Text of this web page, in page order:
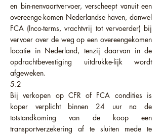
en bin-nenvaartvervoer, verscheept vanuit een
overeenge-komen Nederlandse haven, danwel
FCA (Inco-terms, vrachtvrij tot vervoerder) bij
vervoer over de weg op een overeengekomen
locatie in Nederland, tenzij daarvan in de
opdrachtbevestiging uitdrukke-lijk wordt
afgeweken.
5.2
Bij verkopen op CFR of FCA condities is
koper verplicht binnen 24 uur na de
totstandkoming van de koop een
transportverzekering af te sluiten mede te